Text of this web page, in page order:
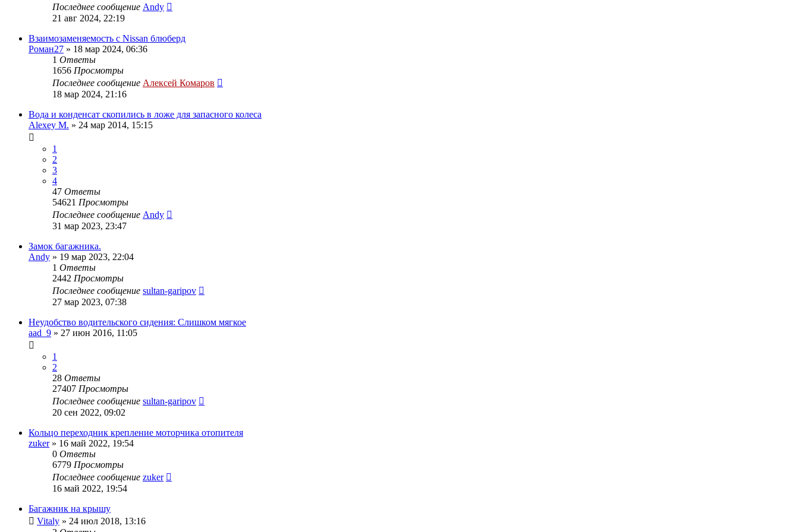
Последнее сообщение Andy
21 авг 2024, 22:19
Взаимозаменяемость с Nissan блюберд
Роман27 » 18 мар 2024, 06:36
1 Ответы
1656 Просмотры
Последнее сообщение Алексей Комаров
18 мар 2024, 21:16
Вода и конденсат скопились в ложе для запасного колеса
Alexey M. » 24 мар 2014, 15:15
1
2
3
4
47 Ответы
54621 Просмотры
Последнее сообщение Andy
31 мар 2023, 23:47
Замок багажника.
Andy » 19 мар 2023, 22:04
1 Ответы
2442 Просмотры
Последнее сообщение sultan-garipov
27 мар 2023, 07:38
Неудобство водительского сидения: Слишком мягкое
aad_9 » 27 июн 2016, 11:05
1
2
28 Ответы
27407 Просмотры
Последнее сообщение sultan-garipov
20 сен 2022, 09:02
Кольцо переходник крепление моторчика отопителя
zuker» 16 май 2022, 19:54
0 Ответы
6779 Просмотры
Последнее сообщение zuker
16 май 2022, 19:54
Багажник на крышу
Vitaly » 24 июл 2018, 13:16